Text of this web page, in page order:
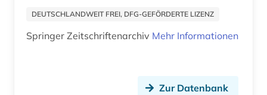
DEUTSCHLANDWEIT FREI, DFG-GEFÖRDERTE LIZENZ
Springer Zeitschriftenarchiv Mehr Informationen
Zur Datenbank